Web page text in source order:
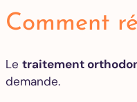
Comment
Le traitement
demande.